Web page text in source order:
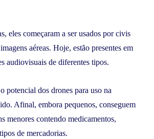
eles começaram a ser usados por civis
aéreas. Hoje, estão presentes em
audiovisuais de diferentes tipos.
potencial dos drones para uso na
Afinal, embora pequenos, conseguem
menores contendo medicamentos,
de mercadorias.